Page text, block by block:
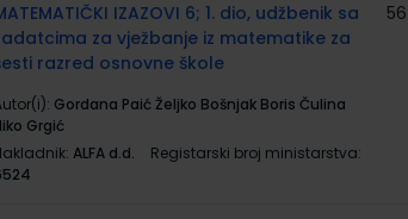
IZAZOVI 6; 1. dio, udžbenik sa
za vježbanje iz matematike za
razred osnovne škole
Gordana Paić Željko Bošnjak Boris Čulina
Grgić
ALFA d.d.
Registarski broj ministarstva: